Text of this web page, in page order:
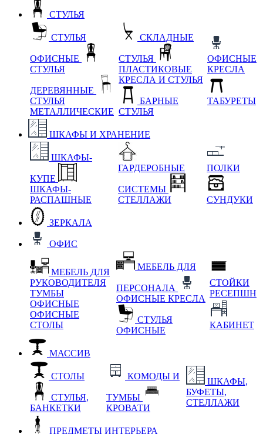
СТУЛЬЯ
СТУЛЬЯ
ОФИСНЫЕ
СТУЛЬЯ
ДЕРЕВЯННЫЕ
СТУЛЬЯ
МЕТАЛЛИЧЕСКИЕ
СКЛАДНЫЕ
СТУЛЬЯ
ПЛАСТИКОВЫЕ
КРЕСЛА И СТУЛЬЯ
БАРНЫЕ
СТУЛЬЯ
ОФИСНЫЕ
КРЕСЛА
ТАБУРЕТЫ
ШКАФЫ И ХРАНЕНИЕ
ШКАФЫ-
КУПЕ
ШКАФЫ-
РАСПАШНЫЕ
ГАРДЕРОБНЫЕ
СИСТЕМЫ
СТЕЛЛАЖИ
ПОЛКИ
СУНДУКИ
ЗЕРКАЛА
ОФИС
МЕБЕЛЬ ДЛЯ
РУКОВОДИТЕЛЯ
ТУМБЫ
ОФИСНЫЕ
ОФИСНЫЕ
СТОЛЫ
МЕБЕЛЬ ДЛЯ
ПЕРСОНАЛА
ОФИСНЫЕ КРЕСЛА
СТУЛЬЯ
ОФИСНЫЕ
СТОЙКИ
РЕСЕПШН
КАБИНЕТ
МАССИВ
СТОЛЫ
СТУЛЬЯ,
БАНКЕТКИ
КОМОДЫ И
ТУМБЫ
КРОВАТИ
ШКАФЫ,
БУФЕТЫ,
СТЕЛЛАЖИ
ПРЕДМЕТЫ ИНТЕРЬЕРА